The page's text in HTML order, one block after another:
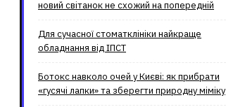
новий світанок не схожий на попередній
Для сучасної стоматклініки найкраще
обладнання від ІПСТ
Ботокс навколо очей у Києві: як прибрати
«гусячі лапки» та зберегти природну міміку